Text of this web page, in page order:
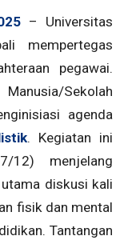
– Universitas
mempertegas
pegawai.
Sekolah
agenda
. Kegiatan ini
12) menjelang
diskusi kali
fisik dan mental
Tantangan